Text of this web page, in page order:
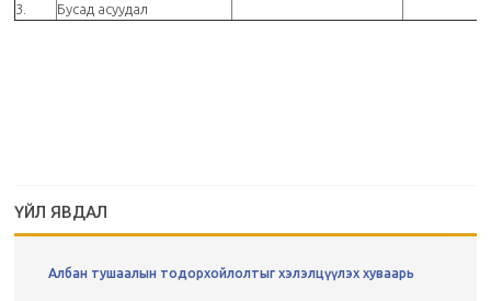
3. Бусад асуудал
ҮЙЛ ЯВДАЛ
Албан тушаалын тодорхойлолтыг хэлэлцүүлэх хуваарь